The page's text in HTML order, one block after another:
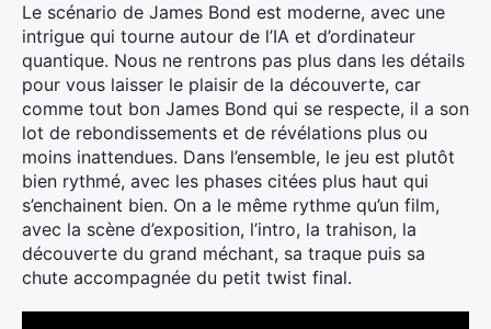
Le scénario de James Bond est moderne, avec une
intrigue qui tourne autour de l’IA et d’ordinateur
quantique. Nous ne rentrons pas plus dans les détails
pour vous laisser le plaisir de la découverte, car
comme tout bon James Bond qui se respecte, il a son
lot de rebondissements et de révélations plus ou
moins inattendues. Dans l’ensemble, le jeu est plutôt
bien rythmé, avec les phases citées plus haut qui
s’enchainent bien. On a le même rythme qu’un film,
avec la scène d’exposition, l’intro, la trahison, la
découverte du grand méchant, sa traque puis sa
chute accompagnée du petit twist final.